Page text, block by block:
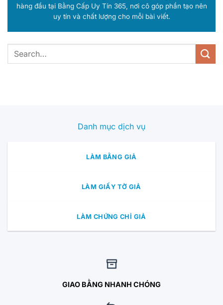
hàng đầu tại Bằng Cấp Uy Tín 365, nơi cô góp phần tạo nên
uy tín và chất lượng cho mỗi bài viết.
Danh mục dịch vụ
LÀM BẰNG GIẢ
LÀM GIẤY TỜ GIẢ
LÀM CHỨNG CHỈ GIẢ
GIAO BẰNG NHANH CHÓNG